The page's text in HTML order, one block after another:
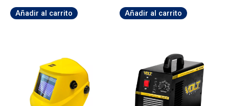
Añadir al carrito Añadir al carrito